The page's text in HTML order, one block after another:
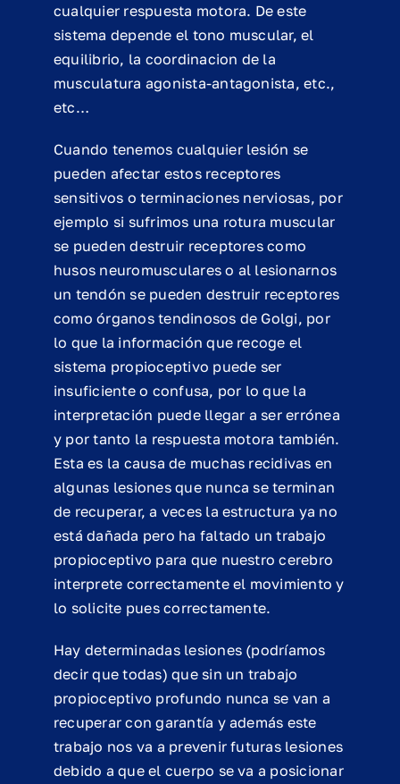
cualquier respuesta motora. De este
sistema depende el tono muscular, el
equilibrio, la coordinacion de la
musculatura agonista-antagonista, etc.,
etc…
Cuando tenemos cualquier lesión se
pueden afectar estos receptores
sensitivos o terminaciones nerviosas, por
ejemplo si sufrimos una rotura muscular
se pueden destruir receptores como
husos neuromusculares o al lesionarnos
un tendón se pueden destruir receptores
como órganos tendinosos de Golgi, por
lo que la información que recoge el
sistema propioceptivo puede ser
insuficiente o confusa, por lo que la
interpretación puede llegar a ser errónea
y por tanto la respuesta motora también.
Esta es la causa de muchas recidivas en
algunas lesiones que nunca se terminan
de recuperar, a veces la estructura ya no
está dañada pero ha faltado un trabajo
propioceptivo para que nuestro cerebro
interprete correctamente el movimiento y
lo solicite pues correctamente.
Hay determinadas lesiones (podríamos
decir que todas) que sin un trabajo
propioceptivo profundo nunca se van a
recuperar con garantía y además este
trabajo nos va a prevenir futuras lesiones
debido a que el cuerpo se va a posicionar